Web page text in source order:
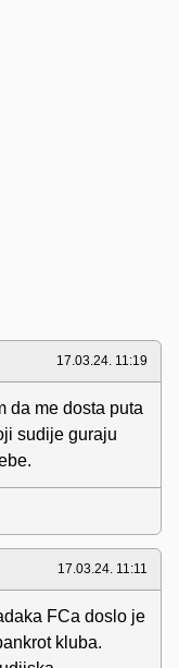
17.03.24. 11:19
da me dosta puta
sudije guraju
17.03.24. 11:11
FCa doslo je
kluba.